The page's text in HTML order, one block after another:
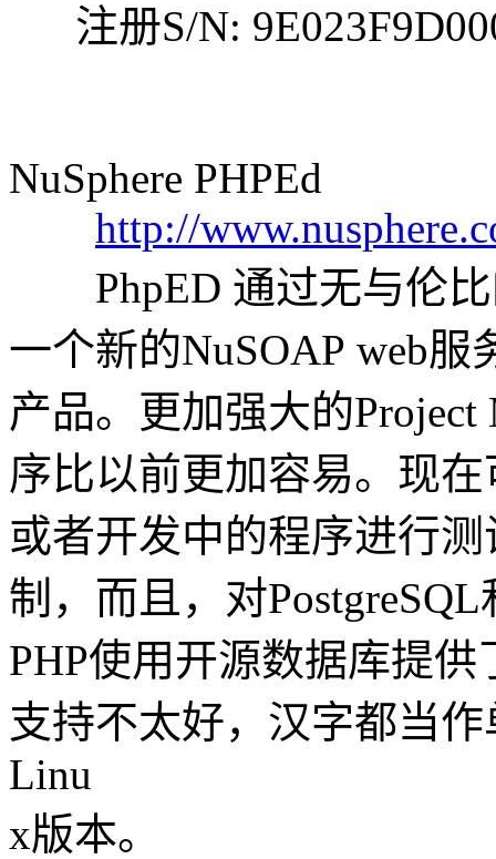
注册S/N:
NuSphere PHPEd
http://
PhpED 通过无与伦比
一个新的NuSOAP web
产品。更加强大的
序比以前更加容易。现
或者开发中的程序进行
制，而且，对
PHP使用开源数据库提
支持不太好，汉字都当
Linu
x版本。